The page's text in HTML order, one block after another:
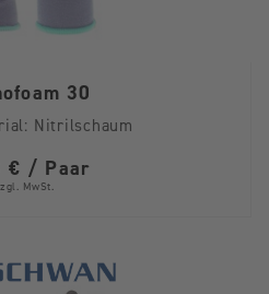
30
Nitrilschaum
€ / Paar
MwSt.